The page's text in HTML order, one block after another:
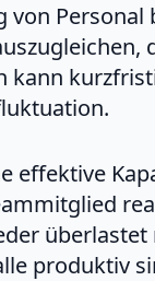
von
kann
effektive
produktiv